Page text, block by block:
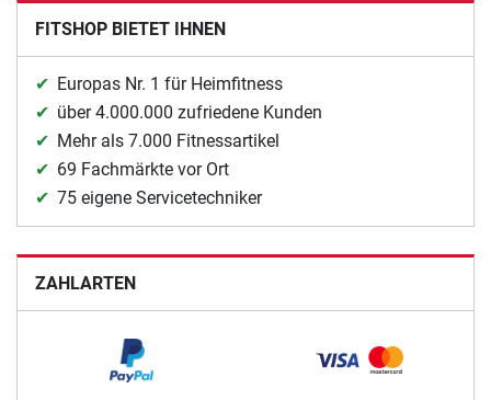
FITSHOP BIETET IHNEN
Europas Nr. 1 für Heimfitness
über 4.000.000 zufriedene Kunden
Mehr als 7.000 Fitnessartikel
69 Fachmärkte vor Ort
75 eigene Servicetechniker
ZAHLARTEN